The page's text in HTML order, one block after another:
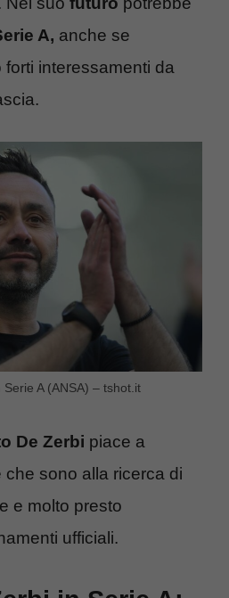
A, anche se
forti interessamenti da
A (ANSA) – tshot.it
De Zerbi piace a
sono alla ricerca di
e molto presto
ufficiali.